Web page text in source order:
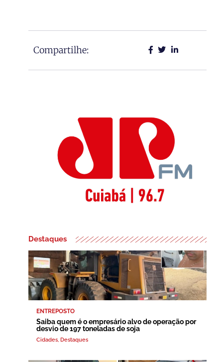
Compartilhe:
Destaques
ENTREPOSTO
Saiba quem é o empresário alvo de operação por
desvio de 197 toneladas de soja
Cidades, Destaques